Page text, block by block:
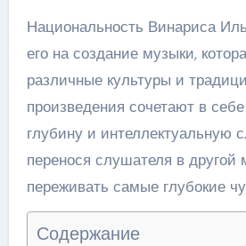
Национальность Винариса
его на создание музыки,
различные культуры и
произведения сочетают в
глубину и интеллектуальную
перенося слушателя в другой
переживать самые глубокие
Содержание